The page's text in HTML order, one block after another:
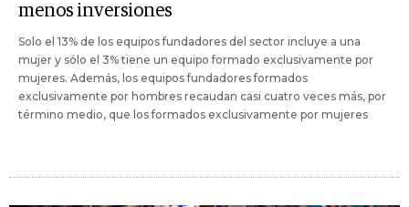
menos inversiones
Solo el 13% de los equipos fundadores del sector incluye a una
mujer y sólo el 3% tiene un equipo formado exclusivamente por
mujeres. Además, los equipos fundadores formados
exclusivamente por hombres recaudan casi cuatro veces más, por
término medio, que los formados exclusivamente por mujeres